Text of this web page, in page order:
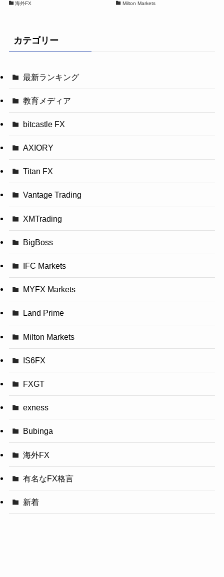
海外FX Milton Markets
カテゴリー
最新ランキング
教育メディア
bitcastle FX
AXIORY
Titan FX
Vantage Trading
XMTrading
BigBoss
IFC Markets
MYFX Markets
Land Prime
Milton Markets
IS6FX
FXGT
exness
Bubinga
海外FX
有名なFX格言
新着